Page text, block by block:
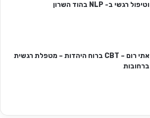
וטיפול רגשי ב- NLP בהוד השרון
אתי רום – CBT ברוח היהדות – מטפלת רגשית
ברחובות